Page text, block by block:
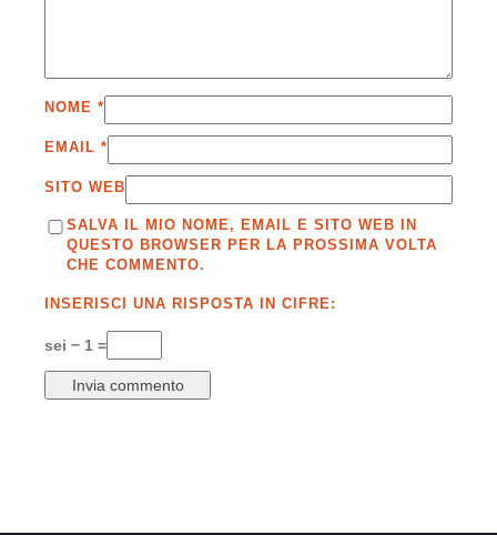
NOME *
EMAIL *
SITO WEB
SALVA IL MIO NOME, EMAIL E SITO WEB IN
QUESTO BROWSER PER LA PROSSIMA VOLTA
CHE COMMENTO.
INSERISCI UNA RISPOSTA IN CIFRE:
sei − 1 =